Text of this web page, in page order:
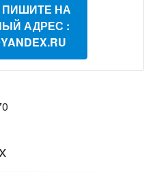
ПИШИТЕ НА
АДРЕС :